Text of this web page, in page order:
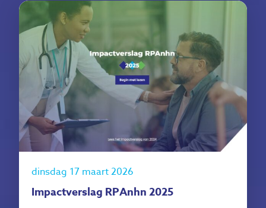
dinsdag 17 maart 2026
Impactverslag RPAnhn 2025